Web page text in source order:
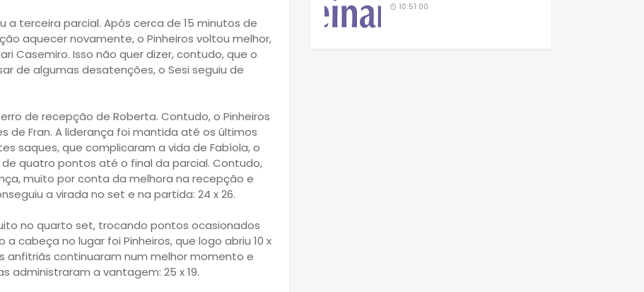
a terceira parcial. Após cerca de 15 minutos de
aquecer novamente, o Pinheiros voltou melhor,
Casemiro. Isso não quer dizer, contudo, que o
de algumas desatenções, o Sesi seguiu de
de recepção de Roberta. Contudo, o Pinheiros
de Fran. A liderança foi mantida até os últimos
saques, que complicaram a vida de Fabíola, o
quatro pontos até o final da parcial. Contudo,
muito por conta da melhora na recepção e
a virada no set e na partida: 24 x 26.
no quarto set, trocando pontos ocasionados
cabeça no lugar foi Pinheiros, que logo abriu 10 x
anfitriãs continuaram num melhor momento e
administraram a vantagem: 25 x 19.
10:51:00